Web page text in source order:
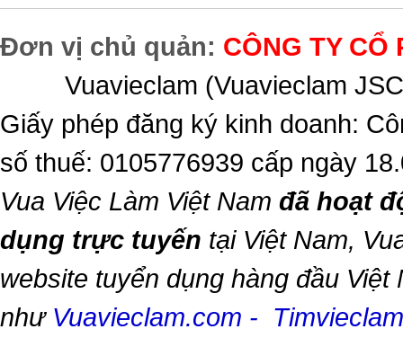
Đơn vị chủ quản: CÔNG TY CỔ
Vuavieclam (Vuavieclam
Giấy phép đăng ký kinh doanh:
số thuế: 0105776939 cấp ngày
Vua Việc Làm Việt Nam đã hoạt
dụng trực tuyến tại Việt Nam,
website tuyển dụng hàng đầu Việt
như Vuavieclam.com -